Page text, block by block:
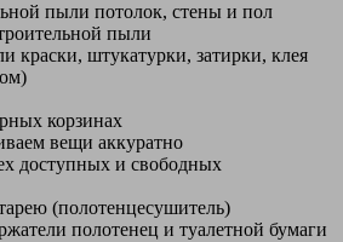
пыли потолок, стены и пол
пыли
краски, штукатурки, затирки, клея
корзинах
вещи аккуратно
доступных и свободных
(полотенцесушитель)
полотенец и туалетной бумаги